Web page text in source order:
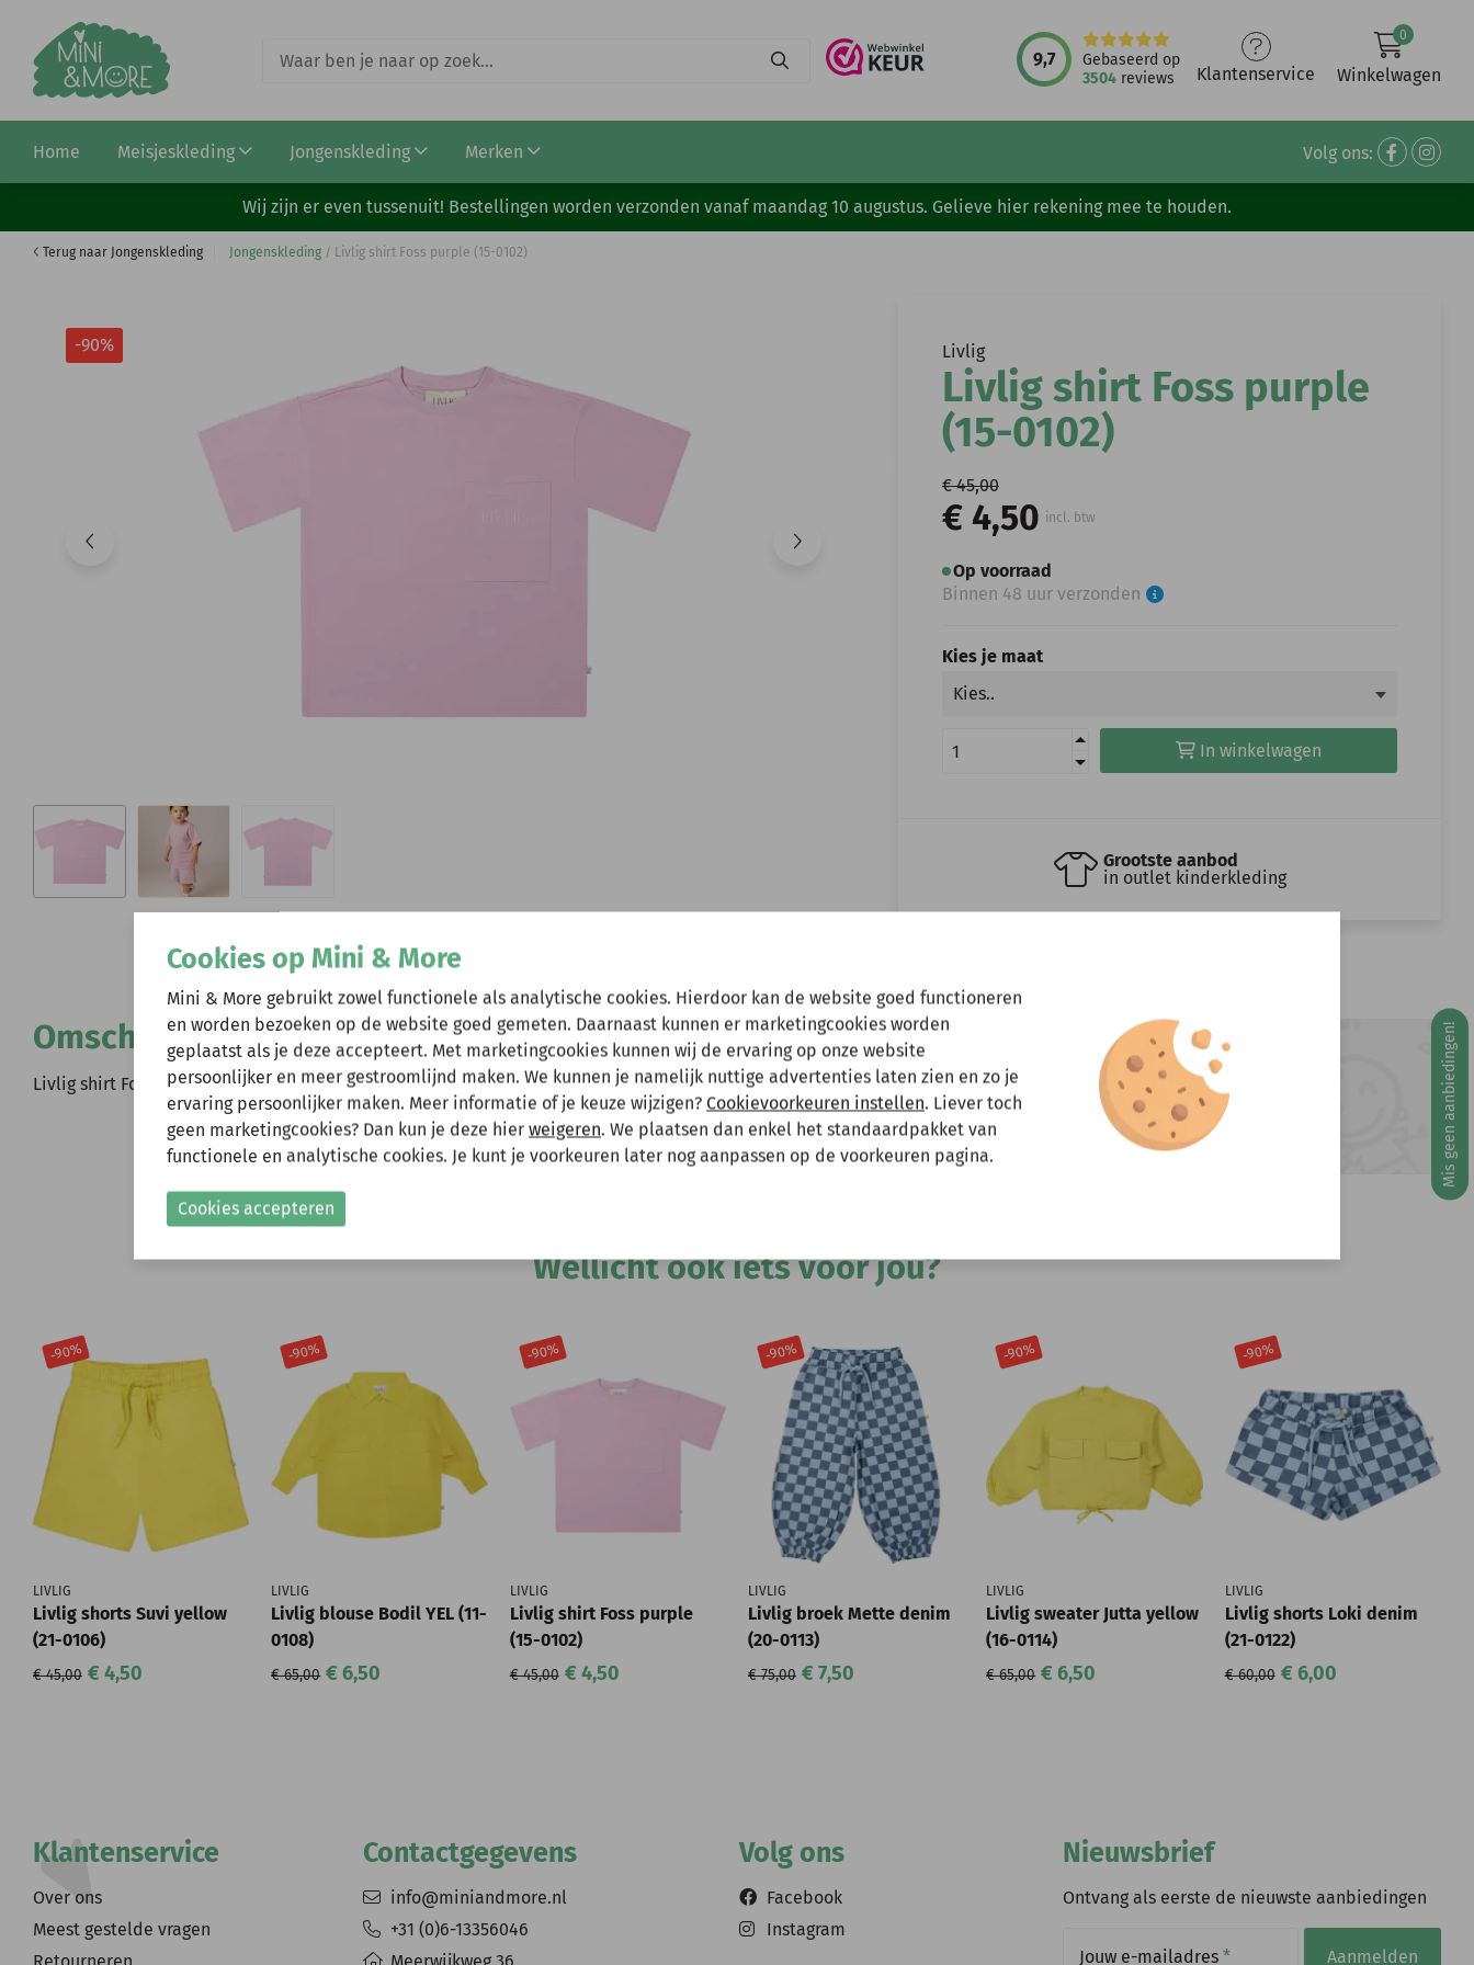
9,7
Gebaseerd op
3504 reviews Klantenservice
0
Winkelwagen
Home Meisjeskleding Jongenskleding Merken Volg ons:
Wij zijn er even tussenuit! Bestellingen worden verzonden vanaf maandag 10 augustus. Gelieve hier rekening mee te houden.
Terug naar Jongenskleding Jongenskleding / Livlig shirt Foss purple (15-0102)
Livlig
Livlig shirt Foss purple
(15-0102)
-90%
€ 45,00
€ 4,50 incl. btw
Op voorraad
Binnen 48 uur verzonden
Kies je maat
In winkelwagen
Grootste aanbod
in outlet kinderkleding
Omschrijving
Livlig shirt Foss purple (15-0102)
Heeft u vragen?
Stuur een e-mail
info@miniandmore.nl
Wellicht ook iets voor jou?
-90%
LIVLIG
Livlig shorts Suvi yellow
(21-0106)
€ 45,00 € 4,50
-90%
LIVLIG
Livlig blouse Bodil YEL (11-
0108)
€ 65,00 € 6,50
-90%
LIVLIG
Livlig shirt Foss purple
(15-0102)
€ 45,00 € 4,50
-90%
LIVLIG
Livlig broek Mette denim
(20-0113)
€ 75,00 € 7,50
-90%
LIVLIG
Livlig sweater Jutta yellow
(16-0114)
€ 65,00 € 6,50
-90%
LIVLIG
Livlig shorts Loki denim
(21-0122)
€ 60,00 € 6,00
€ 45,00 € 4,50
Klantenservice
Over ons
Meest gestelde vragen
Contactgegevens
info@miniandmore.nl
+31 (0)6-13356046
Volg ons
Facebook
Instagram
Nieuwsbrief
Ontvang als eerste de nieuwste aanbiedingen
Jouw e-mailadres * Aanmelden
Mis geen aanbiedingen!
Wij zijn er even tussenuit!
Natuurlijk kun je wel gewoon een bestelling plaatsen maar deze wordt dan maandag 10 augustus
verzonden.
Gelieve hier rekening mee te houden bij het plaatsen van je bestelling.
Shop nu!
Cookies op Mini & More
Mini & More gebruikt zowel functionele als analytische cookies. Hierdoor kan de website goed functioneren
en worden bezoeken op de website goed gemeten. Daarnaast kunnen er marketingcookies worden
geplaatst als je deze accepteert. Met marketingcookies kunnen wij de ervaring op onze website
persoonlijker en meer gestroomlijnd maken. We kunnen je namelijk nuttige advertenties laten zien en zo je
ervaring persoonlijker maken. Meer informatie of je keuze wijzigen? Cookievoorkeuren instellen. Liever toch
geen marketingcookies? Dan kun je deze hier weigeren. We plaatsen dan enkel het standaardpakket van
functionele en analytische cookies. Je kunt je voorkeuren later nog aanpassen op de voorkeuren pagina.
Cookies accepteren